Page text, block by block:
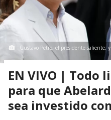
Gustavo Petro, el presidente saliente,
EN VIVO | Todo
para que
sea investido